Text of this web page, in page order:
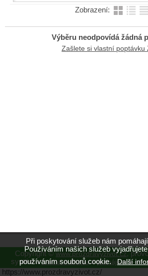
Zobrazení:
Výběru neodpovídá žádná
Zašlete si vlastní poptávku
Copyright ©www.prozdravyzivot.cz,
systémutvorba e-shopuapronájem e-
https://www.prozdravyzivot.cz/
Při poskytování služeb nám
Používáním našich služeb
používáním souborů cookie.Další